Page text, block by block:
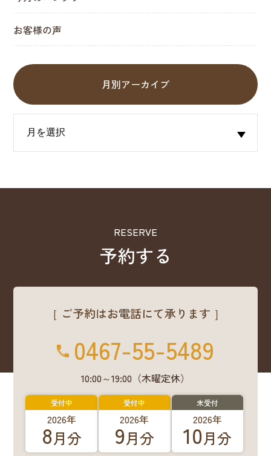
お客様の声
月別アーカイブ
RESERVE
予約する
［ ご予約はお電話にて承ります ］
0467-55-5489
10:00～19:00（木曜定休）
受付中
2026年
8月分
受付中
2026年
9月分
未受付
2026年
10月分